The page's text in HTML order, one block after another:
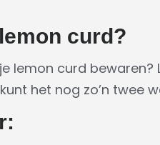
curd?
lemon curd
het nog zo’n twee